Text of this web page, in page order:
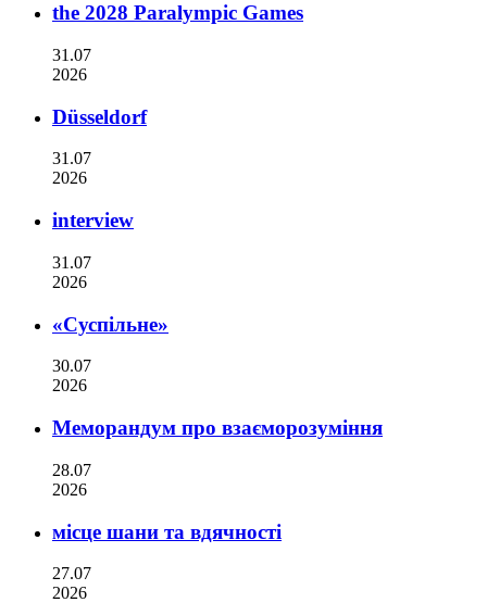
the 2028 Paralympic Games
31.07
2026
Düsseldorf
31.07
2026
interview
31.07
2026
«Суспільне»
30.07
2026
Меморандум про взаєморозуміння
28.07
2026
місце шани та вдячності
27.07
2026